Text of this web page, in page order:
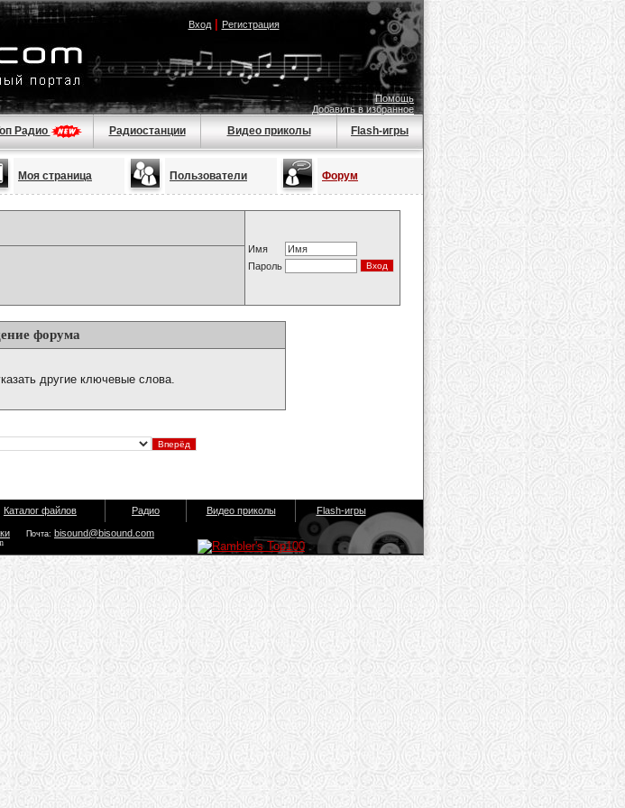
Вход| Регистрация
Помощь
Добавить в избранное
Радио Радиостанции Видео приколы Flash-игры
Моя страница Пользователи Форум
Имя
Пароль
форума
другие ключевые слова.
Каталог файлов Радио Видео приколы Flash-игры
Почта: bisound@bisound.com